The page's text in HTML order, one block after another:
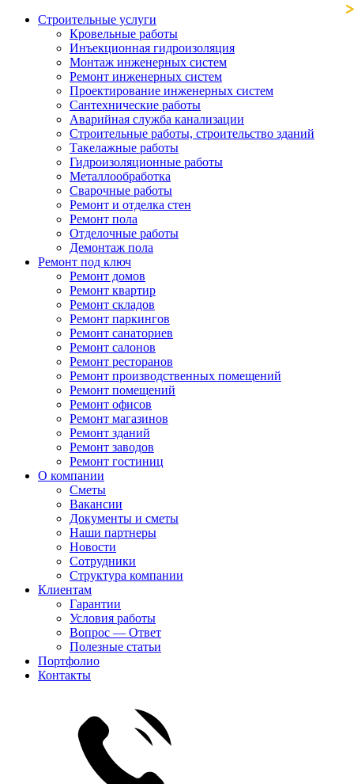
Строительные услуги
Кровельные работы
Инъекционная гидроизоляция
Монтаж инженерных систем
Ремонт инженерных систем
Проектирование инженерных систем
Сантехнические работы
Аварийная служба канализации
Строительные работы, строительство зданий
Такелажные работы
Гидроизоляционные работы
Металлообработка
Сварочные работы
Ремонт и отделка стен
Ремонт пола
Отделочные работы
Демонтаж пола
Ремонт под ключ
Ремонт домов
Ремонт квартир
Ремонт складов
Ремонт паркингов
Ремонт санаториев
Ремонт салонов
Ремонт ресторанов
Ремонт производственных помещений
Ремонт помещений
Ремонт офисов
Ремонт магазинов
Ремонт зданий
Ремонт заводов
Ремонт гостиниц
О компании
Сметы
Вакансии
Документы и сметы
Наши партнеры
Новости
Сотрудники
Структура компании
Клиентам
Гарантии
Условия работы
Вопрос — Ответ
Полезные статьи
Портфолио
Контакты